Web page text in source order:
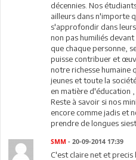
décennies. Nos
ailleurs dans n'importe
s'approfondir dans
non pas humiliés devant
que chaque personne,
puisse contribuer et
notre richesse humaine
jeunes et toute la
en matière d'éducation
Reste à savoir si nos
encore comme jadis et
prendre de longues
SMM- 20-09-2014 17:39
C'est claire net et precis